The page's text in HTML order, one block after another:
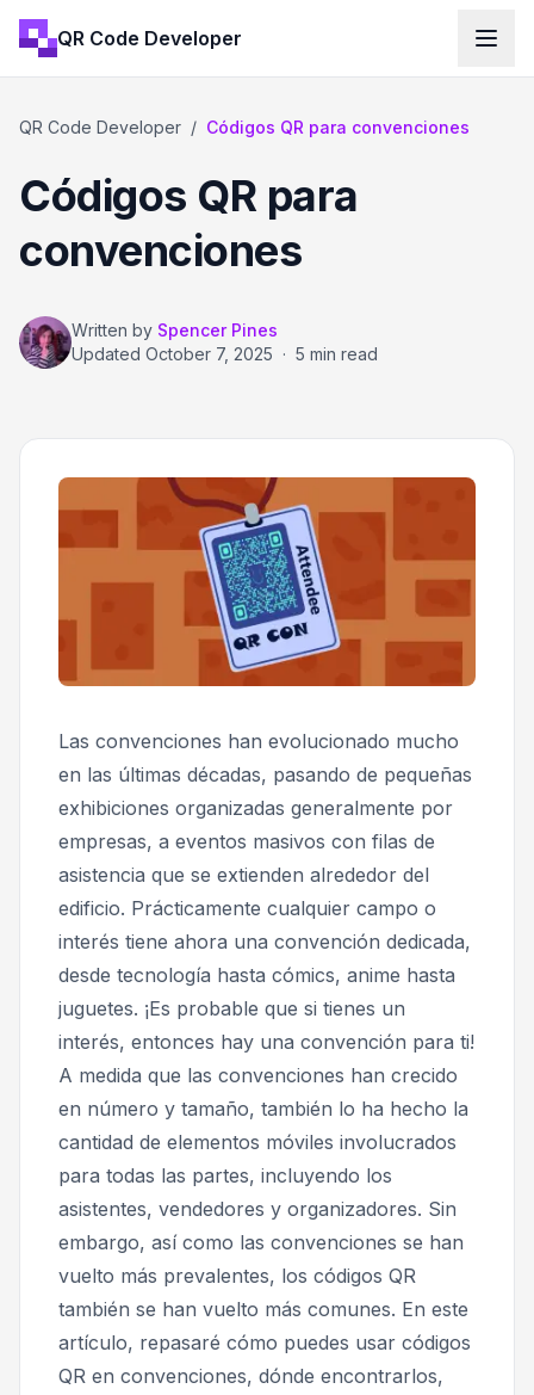
QR Code Developer
QR Code Developer / Códigos QR para convenciones
Códigos QR para
convenciones
Written by Spencer Pines
Updated October 7, 2025 · 5 min read
Las convenciones han evolucionado mucho
en las últimas décadas, pasando de pequeñas
exhibiciones organizadas generalmente por
empresas, a eventos masivos con filas de
asistencia que se extienden alrededor del
edificio. Prácticamente cualquier campo o
interés tiene ahora una convención dedicada,
desde tecnología hasta cómics, anime hasta
juguetes. ¡Es probable que si tienes un
interés, entonces hay una convención para ti!
A medida que las convenciones han crecido
en número y tamaño, también lo ha hecho la
cantidad de elementos móviles involucrados
para todas las partes, incluyendo los
asistentes, vendedores y organizadores. Sin
embargo, así como las convenciones se han
vuelto más prevalentes, los códigos QR
también se han vuelto más comunes. En este
artículo, repasaré cómo puedes usar códigos
QR en convenciones, dónde encontrarlos,